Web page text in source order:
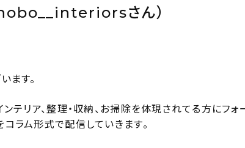
nobo__interiorsさん）
ます。
テリア、整理・収納、お掃除を体現されてる方にフォ
ラム形式で配信していきます。